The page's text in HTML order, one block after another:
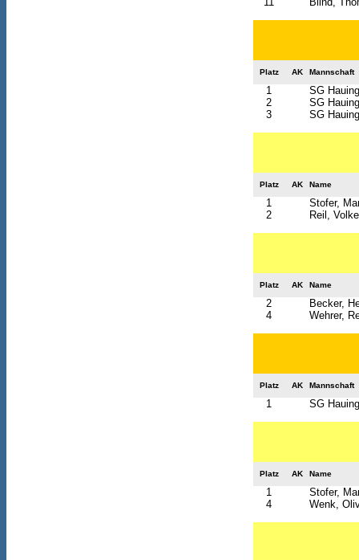
Platz AK Mannschaft
1
SG
2
SG
3
SG
Platz AK Name
1
Stofer,
2
Reil,
Platz AK Name
2
Becker,
4
Wehrer,
Platz AK Mannschaft
1 SG
Platz AK Name
1
Stofer,
4
Wenk,